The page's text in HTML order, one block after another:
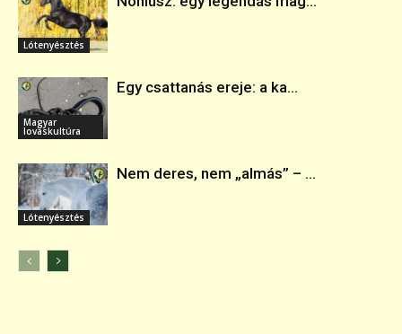
Lótenyésztés
Magyar
lovaskultúra
Egy csattanás ereje: a ka...
Lótenyésztés
Nem deres, nem „almás” – ...